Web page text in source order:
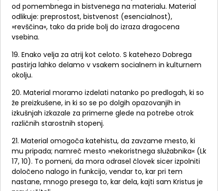
od pomembnega in bistvenega na materialu. Material
odlikuje: preprostost, bistvenost (esencialnost),
»revščina«, tako da pride bolj do izraza dragocena
vsebina.
19. Enako velja za atrij kot celoto. S katehezo Dobrega
pastirja lahko delamo v vsakem socialnem in kulturnem
okolju.
20. Material moramo izdelati natanko po predlogah, ki so
že preizkušene, in ki so se po dolgih opazovanjih in
izkušnjah izkazale za primerne glede na potrebe otrok
različnih starostnih stopenj.
21. Material omogoča katehistu, da zavzame mesto, ki
mu pripada; namreč mesto »nekoristnega služabnika« (Lk
17, 10). To pomeni, da mora odrasel človek sicer izpolniti
določeno nalogo in funkcijo, vendar to, kar pri tem
nastane, mnogo presega to, kar dela, kajti sam Kristus je